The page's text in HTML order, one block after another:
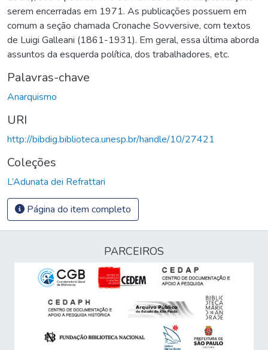
serem encerradas em 1971. As publicações possuem em
comum a seção chamada Cronache Sovversive, com textos
de Luigi Galleani (1861-1931). Em geral, essa última aborda
assuntos da esquerda política, dos trabalhadores, etc.
Palavras-chave
Anarquismo
URI
http://bibdig.biblioteca.unesp.br/handle/10/27421
Coleções
L’Adunata dei Refrattari
Página do item completo
PARCEIROS